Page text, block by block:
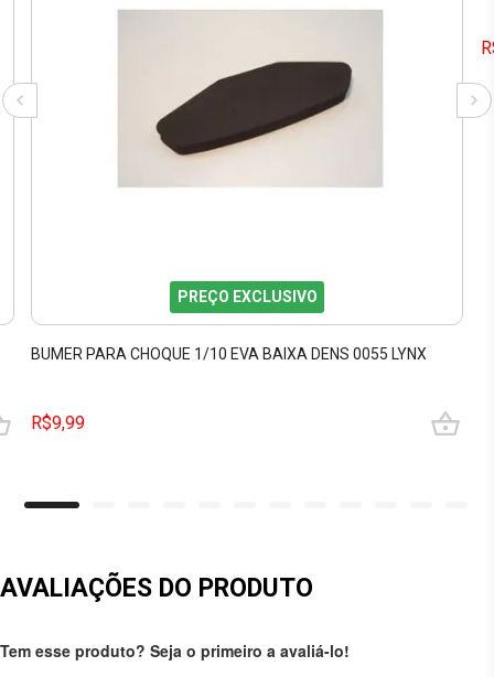
PREÇO EXCLUSIVO
BUMER PARA CHOQUE 1/10 EVA BAIXA DENS 0055 LYNX
R$9,99
AVALIAÇÕES DO PRODUTO
Tem esse produto? Seja o primeiro a avaliá-lo!